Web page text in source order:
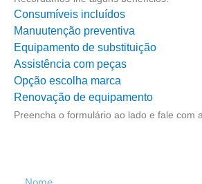
Consumíveis incluídos
Manuutenção preventiva
Equipamento de substituição
Assistência com peças
Opção escolha marca
Renovação de equipamento
Preencha o formulário ao lado e fale com